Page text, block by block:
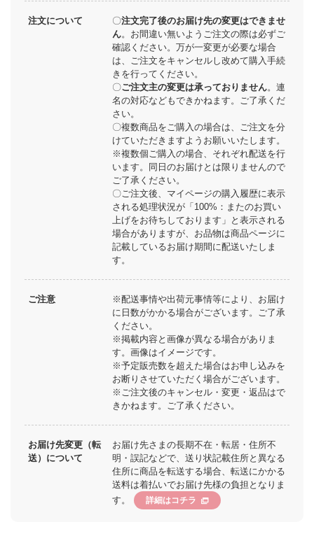
注文について 〇注文完了後のお届け先の変更はできませ
ん。お間違い無いようご注文の際は必ずご
確認ください。万が一変更が必要な場合
は、ご注文をキャンセルし改めて購入手続
きを行ってください。
〇ご注文主の変更は承っておりません。連
名の対応などもできかねます。ご了承くだ
さい。
〇複数商品をご購入の場合は、ご注文を分
けていただきますようお願いいたします。
※複数個ご購入の場合、それぞれ配送を行
います。同日のお届けとは限りませんので
ご了承ください。
〇ご注文後、マイページの購入履歴に表示
される処理状況が「100%：またのお買い
上げをお待ちしております」と表示される
場合がありますが、お品物は商品ページに
記載しているお届け期間に配送いたしま
す。
ご注意
※配送事情や出荷元事情等により、お届け
に日数がかかる場合がございます。ご了承
ください。
※掲載内容と画像が異なる場合がありま
す。画像はイメージです。
※予定販売数を超えた場合はお申し込みを
お断りさせていただく場合がございます。
※ご注文後のキャンセル・変更・返品はで
きかねます。ご了承ください。
お届け先変更（転
送）について
お届け先さまの長期不在・転居・住所不
明・誤記などで、送り状記載住所と異なる
住所に商品を転送する場合、転送にかかる
送料は着払いでお届け先様の負担となりま
す。
詳細はコチラ